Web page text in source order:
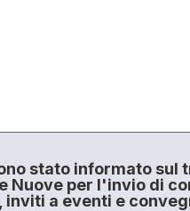
stato informato sul
Nuove per l'invio di
a eventi e